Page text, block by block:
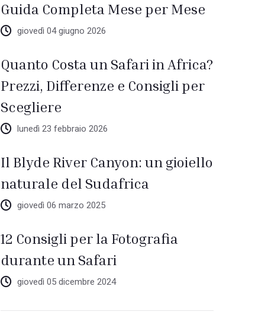
Guida Completa Mese per Mese
giovedì 04 giugno 2026
Quanto Costa un Safari in Africa?
Prezzi, Differenze e Consigli per
Scegliere
lunedì 23 febbraio 2026
Il Blyde River Canyon: un gioiello
naturale del Sudafrica
giovedì 06 marzo 2025
12 Consigli per la Fotografia
durante un Safari
giovedì 05 dicembre 2024